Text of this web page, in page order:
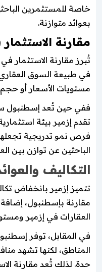
خاصة للمستثمرين
بعوائد متوازنة.
مقارنة
تُبرز مقارنة الاستثمار
في طبيعة السوق
مستويات الأسعار أو
ففي حين تُعد إسطنبول
تقدم إزمير بيئة
فرص نمو تدريجية
الباحثين عن توازن بين
التكاليف
تتميز إزمير بانخفاض
مقارنة بإسطنبول،
العقارات في إزمير
في المقابل، توفر
المناطق، لكنها تشهد
حدة. لذلك تُعد مقارنة